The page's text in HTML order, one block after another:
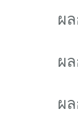
ผ
ผ
ผ